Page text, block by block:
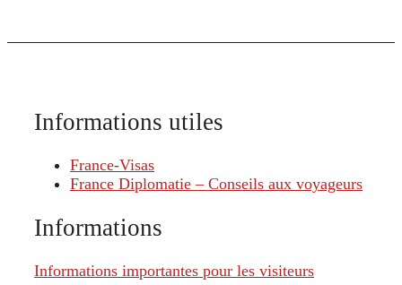
Informations utiles
France-Visas
France Diplomatie – Conseils aux voyageurs
Informations
Informations importantes pour les visiteurs